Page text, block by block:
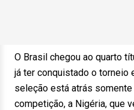
O Brasil chegou ao quarto
já ter conquistado o torneio
seleção está atrás
competição, a Nigéria, que